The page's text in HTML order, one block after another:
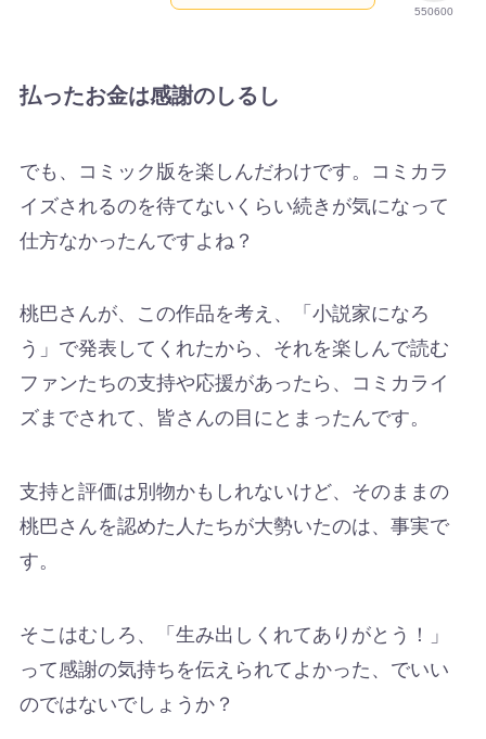
550600
払ったお金は感謝のしるし
でも、コミック版を楽しんだわけです。コミカラ
イズされるのを待てないくらい続きが気になって
仕方なかったんですよね？
桃巴さんが、この作品を考え、「小説家になろ
う」で発表してくれたから、それを楽しんで読む
ファンたちの支持や応援があったら、コミカライ
ズまでされて、皆さんの目にとまったんです。
支持と評価は別物かもしれないけど、そのままの
桃巴さんを認めた人たちが大勢いたのは、事実で
す。
そこはむしろ、「生み出しくれてありがとう！」
って感謝の気持ちを伝えられてよかった、でいい
のではないでしょうか？